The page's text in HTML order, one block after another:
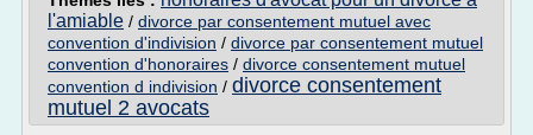
l'amiable / divorce par consentement mutuel avec
convention d'indivision / divorce par consentement mutuel
convention d'honoraires / divorce consentement mutuel
convention d indivision / divorce consentement
mutuel 2 avocats